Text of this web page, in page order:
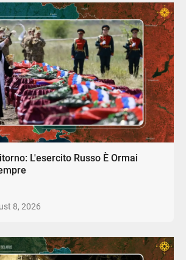
L'esercito Russo È Ormai
8, 2026